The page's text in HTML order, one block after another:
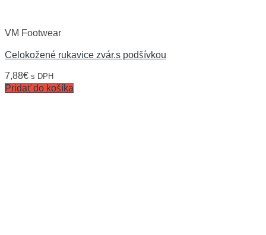
VM Footwear
Celokožené rukavice zvár.s podšívkou
7,88€ s DPH
Pridať do košíka